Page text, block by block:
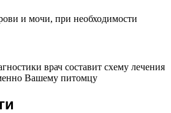
и мочи, при необходимости
врач составит схему лечения
Вашему питомцу